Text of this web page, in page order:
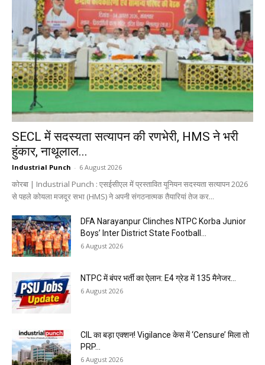
SECL में सदस्यता सत्यापन की रणभेरी, HMS ने भरी
हुंकार, नाथूलाल...
Industrial Punch - 6 August 2026
कोरबा | Industrial Punch : एसईसीएल में प्रस्तावित यूनियन सदस्यता सत्यापन 2026
से पहले कोयला मजदूर सभा (HMS) ने अपनी संगठनात्मक तैयारियां तेज कर...
DFA Narayanpur Clinches NTPC Korba Junior
Boys’ Inter District State Football...
6 August 2026
NTPC में बंपर भर्ती का ऐलान: E4 ग्रेड में 135 मैनेजर...
6 August 2026
CIL का बड़ा एक्शन! Vigilance केस में ‘Censure’ मिला तो
PRP...
6 August 2026